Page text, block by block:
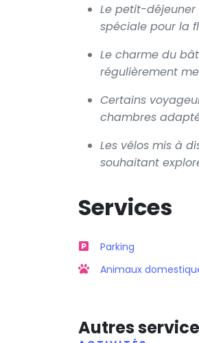
Le petit-
spéciale pour la
Le charme du
régulièrement
Certains
chambres
Les vélos mis à
souhaitant
Services
Parking
Animaux
Autres